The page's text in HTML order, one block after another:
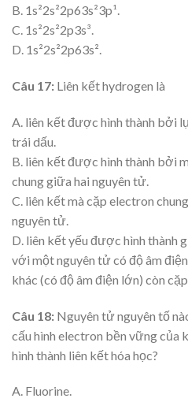
B. 1s²2s²2p63s²3p¹.
C. 1s²2s²2p3s³.
D. 1s²2s²2p63s².
Câu 17: Liên kết hydrogen là
A. liên kết được hình thành bởi
trái dấu.
B. liên kết được hình thành bởi
chung giữa hai nguyên tử.
C. liên kết mà cặp electron
nguyên tử.
D. liên kết yếu được hình thành
với một nguyên tử có độ âm
khác (có độ âm điện lớn) còn
Câu 18: Nguyên tử nguyên tố
cấu hình electron bền vững của
hình thành liên kết hóa học?
A. Fluorine.